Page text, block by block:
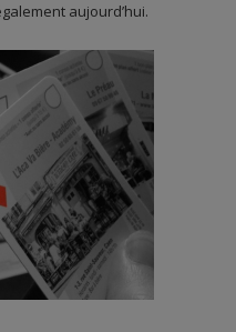
aujourd’hui.